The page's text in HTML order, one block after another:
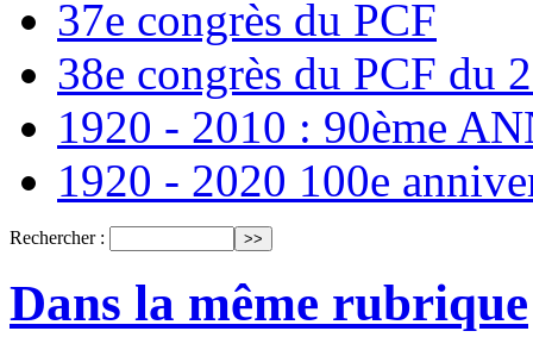
37e congrès du PCF
38e congrès du PCF du
1920 - 2010 : 90ème
1920 - 2020 100e
Rechercher :
Dans la même rubrique